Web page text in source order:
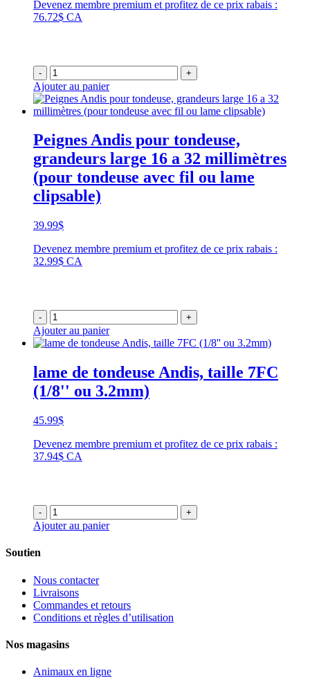
Devenez membre premium et profitez de ce prix rabais :
76.72$ CA
- +
Ajouter au panier
Peignes Andis pour tondeuse,
grandeurs large 16 a 32 millimètres
(pour tondeuse avec fil ou lame
clipsable)
39.99$
Devenez membre premium et profitez de ce prix rabais :
32.99$ CA
- +
Ajouter au panier
lame de tondeuse Andis, taille 7FC
(1/8'' ou 3.2mm)
45.99$
Devenez membre premium et profitez de ce prix rabais :
37.94$ CA
- +
Ajouter au panier
Soutien
Nous contacter
Livraisons
Commandes et retours
Conditions et règles d’utilisation
Nos magasins
Animaux en ligne